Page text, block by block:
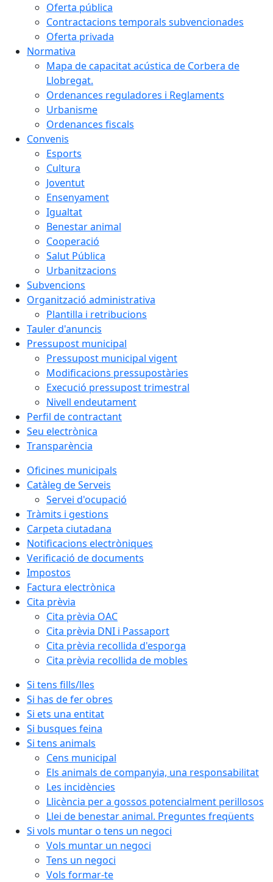
Oferta pública
Contractacions temporals subvencionades
Oferta privada
Normativa
Mapa de capacitat acústica de Corbera de
Llobregat.
Ordenances reguladores i Reglaments
Urbanisme
Ordenances fiscals
Convenis
Esports
Cultura
Joventut
Ensenyament
Igualtat
Benestar animal
Cooperació
Salut Pública
Urbanitzacions
Subvencions
Organització administrativa
Plantilla i retribucions
Tauler d'anuncis
Pressupost municipal
Pressupost municipal vigent
Modificacions pressupostàries
Execució pressupost trimestral
Nivell endeutament
Perfil de contractant
Seu electrònica
Transparència
Oficines municipals
Catàleg de Serveis
Servei d'ocupació
Tràmits i gestions
Carpeta ciutadana
Notificacions electròniques
Verificació de documents
Impostos
Factura electrònica
Cita prèvia
Cita prèvia OAC
Cita prèvia DNI i Passaport
Cita prèvia recollida d'esporga
Cita prèvia recollida de mobles
Si tens fills/lles
Si has de fer obres
Si ets una entitat
Si busques feina
Si tens animals
Cens municipal
Els animals de companyia, una responsabilitat
Les incidències
Llicència per a gossos potencialment perillosos
Llei de benestar animal. Preguntes freqüents
Si vols muntar o tens un negoci
Vols muntar un negoci
Tens un negoci
Vols formar-te